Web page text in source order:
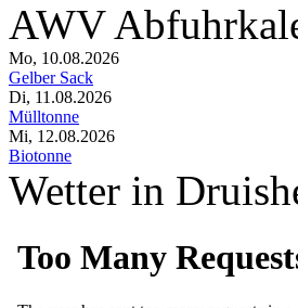
AWV
Mo, 10.08.2026
Gelber Sack
Di, 11.08.2026
Mülltonne
Mi, 12.08.2026
Biotonne
Wetter in